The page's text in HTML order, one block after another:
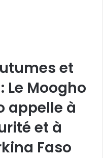
et
Le Moogho
appelle à
et à
Faso